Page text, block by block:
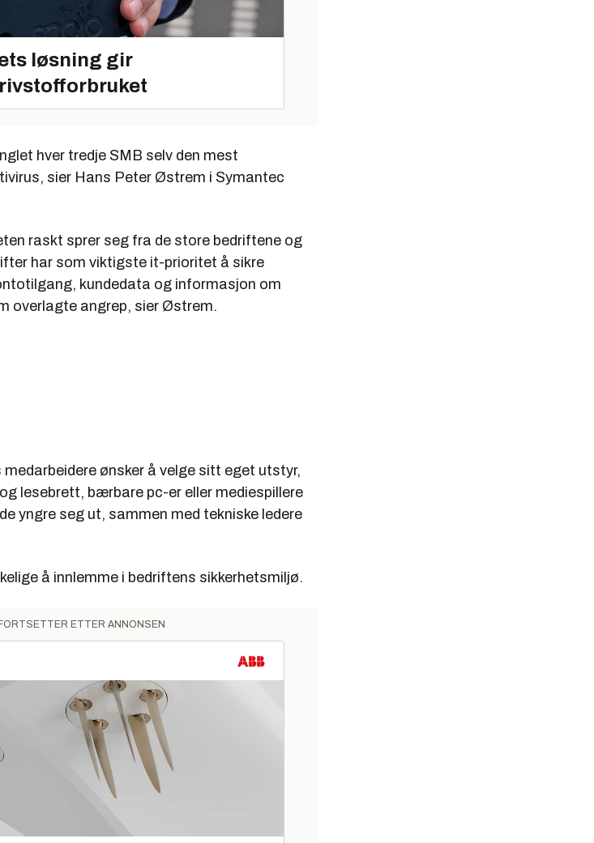
løsning gir
hver tredje SMB selv den mest
sier Hans Peter Østrem i Symantec
raskt sprer seg fra de store bedriftene og
har som viktigste it-prioritet å sikre
kundedata og informasjon om
overlagte angrep, sier Østrem.
ønsker å velge sitt eget utstyr,
lesebrett, bærbare pc-er eller mediespillere
yngre seg ut, sammen med tekniske ledere
å innlemme i bedriftens sikkerhetsmiljø.
ETTER ANNONSEN